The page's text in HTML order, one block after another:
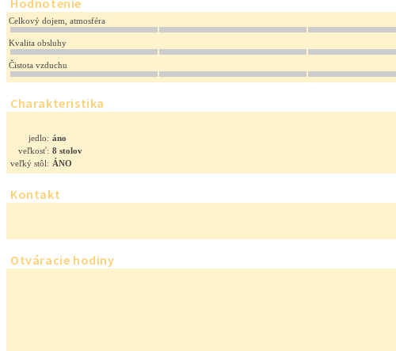
Hodnotenie
Celkový dojem, atmosféra
Kvalita obsluhy
Čistota vzduchu
Charakteristika
jedlo: áno
veľkosť: 8 stolov
veľký stôl: ÁNO
Kontakt
Otváracie hodiny